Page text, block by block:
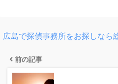
広島で探偵事務所をお探しなら
前の記事